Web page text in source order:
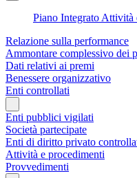
Piano Integrato Attività
Relazione sulla performance
Ammontare complessivo dei
Dati relativi ai premi
Benessere organizzativo
Enti controllati
Enti pubblici vigilati
Società partecipate
Enti di diritto privato
Attività e procedimenti
Provvedimenti